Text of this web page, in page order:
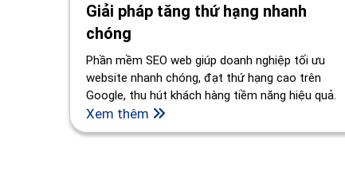
Giải pháp tăng thứ hạng nhanh
chóng
Phần mềm SEO web giúp doanh nghiệp tối ưu
website nhanh chóng, đạt thứ hạng cao trên
Google, thu hút khách hàng tiềm năng hiệu quả.
Xem thêm